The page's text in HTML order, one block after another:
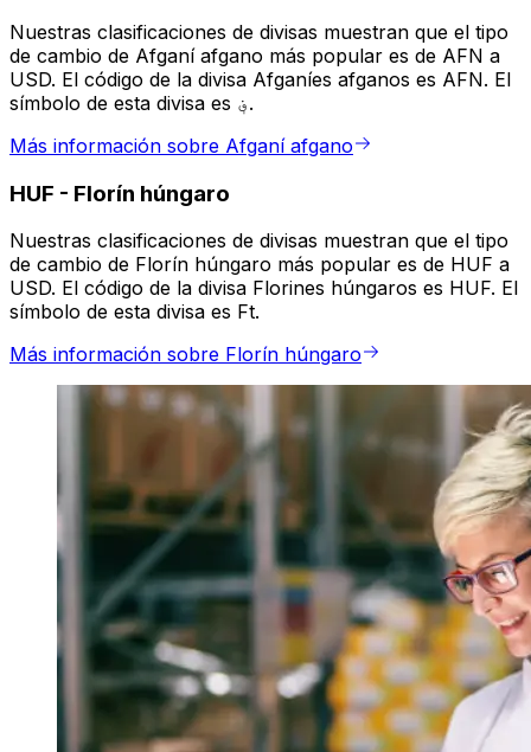
Nuestras clasificaciones de divisas muestran que el tipo
de cambio de Afganí afgano más popular es de AFN a
USD. El código de la divisa Afganíes afganos es AFN. El
símbolo de esta divisa es ؋.
Más información sobre Afganí afgano
HUF - Florín húngaro
Nuestras clasificaciones de divisas muestran que el tipo
de cambio de Florín húngaro más popular es de HUF a
USD. El código de la divisa Florines húngaros es HUF. El
símbolo de esta divisa es Ft.
Más información sobre Florín húngaro